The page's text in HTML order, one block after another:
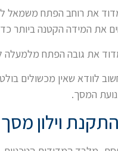
את רוחב הפתח משמאל
את המידה הקטנה ביותר כדי
את גובה הפתח מלמעלה
לוודא שאין מכשולים
המסך.
וילון